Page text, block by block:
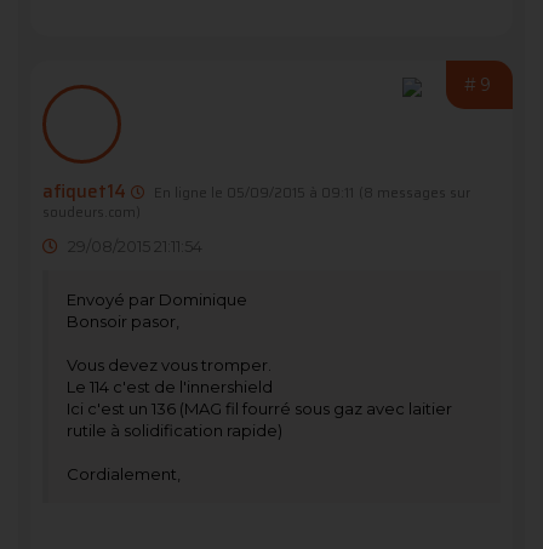
#9
afiquet14 En ligne le 05/09/2015 à 09:11
(8 messages sur
soudeurs.com)
29/08/2015 21:11:54
Envoyé par Dominique
Bonsoir pasor,
Vous devez vous tromper.
Le 114 c'est de l'innershield
Ici c'est un 136 (MAG fil fourré sous gaz avec laitier
rutile à solidification rapide)
Cordialement,